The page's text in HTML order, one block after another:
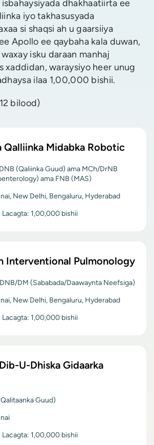
dhakhaatiirta ee
iyo takhasusyada
si shaqsi ah u gaarsiiya
Apollo ee qaybaha kala duwan,
isku daraan manhaj
xaddidan, waraysiyo heer unug
ilaa 1,00,000 bishii.
bilood)
Qalliinka Midabka Robotic
(Qaliinka Guud) ama MCh/DrNB
ama FNB (MAS)
New Delhi, Bengaluru, Hyderabad
1,00,000 bishii
Interventional Pulmonology
DM (Sababada/Daawaynta Neefsiga)
New Delhi, Bengaluru, Hyderabad
1,00,000 bishii
U-Dhiska Gidaarka
Guud)
1,00,000 bishii